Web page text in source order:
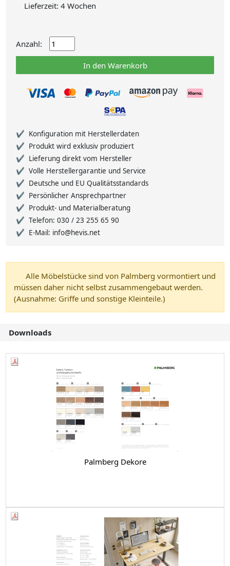
Lieferzeit: 4 Wochen
Anzahl:
In den Warenkorb
Konfiguration mit Herstellerdaten
Produkt wird exklusiv produziert
Lieferung direkt vom Hersteller
Volle Herstellergarantie und Service
Deutsche und EU Qualitätsstandards
Persönlicher Ansprechpartner
Produkt- und Materialberatung
Telefon: 030 / 23 255 65 90
E-Mail: info@hevis.net
Alle Möbelstücke sind von Palmberg vormontiert und
müssen daher nicht selbst zusammengebaut werden.
(Ausnahme: Griffe und sonstige Kleinteile.)
Downloads
Palmberg Dekore